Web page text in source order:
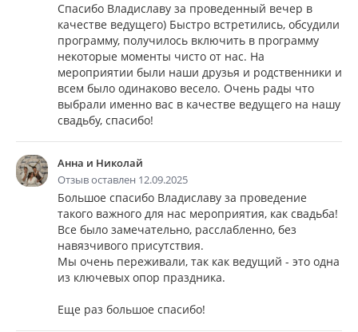
Спасибо Владиславу за проведенный вечер в
качестве ведущего) Быстро встретились, обсудили
программу, получилось включить в программу
некоторые моменты чисто от нас. На
мероприятии были наши друзья и родственники и
всем было одинаково весело. Очень рады что
выбрали именно вас в качестве ведущего на нашу
свадьбу, спасибо!
Анна и Николай
Отзыв оставлен 12.09.2025
Большое спасибо Владиславу за проведение
такого важного для нас мероприятия, как свадьба!
Все было замечательно, расслабленно, без
навязчивого присутствия.
Мы очень переживали, так как ведущий - это одна
из ключевых опор праздника.
Еще раз большое спасибо!